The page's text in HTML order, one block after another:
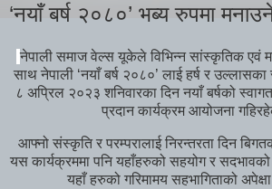
‘नयाँ बर्ष २०८०’ भब्य रुपमा
नेपाली समाज वेल्स यूकेले विभिन्न सांस्कृतिक एवं
साथ नेपाली ‘नयाँ बर्ष २०८०’ लाई हर्ष र
८ अप्रिल २०२३ शनिवारका दिन नयाँ बर्षको
प्रदान कार्यक्रम आयोजना
आफ्नो संस्कृति र परम्परालाई निरन्तरता दिन
यस कार्यक्रममा पनि यहाँहरुको सहयोग र सदभावको
यहाँ हरुको गरिमामय सहभागिताको